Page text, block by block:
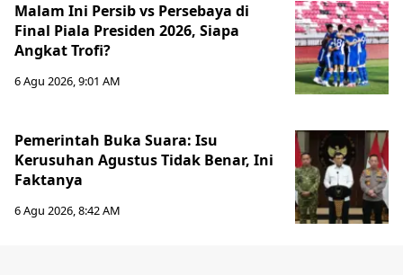
Malam Ini Persib vs Persebaya di
Final Piala Presiden 2026, Siapa
Angkat Trofi?
6 Agu 2026, 9:01 AM
Pemerintah Buka Suara: Isu
Kerusuhan Agustus Tidak Benar, Ini
Faktanya
6 Agu 2026, 8:42 AM